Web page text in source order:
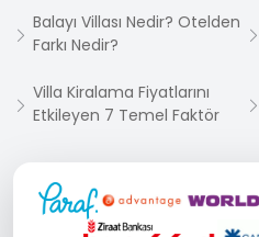
Balayı Villası Nedir? Otelden
Farkı Nedir?
Villa Kiralama Fiyatlarını
Etkileyen 7 Temel Faktör